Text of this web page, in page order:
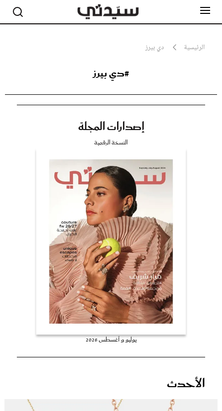
الرئيسية دي بيرز
#دي بيرز
إصدارات المجلة
النسخة الرقمية
يوليو و أغسطس 2026
الأحدث
جمال
صحة ورشاقة
عروس سيدتي
غلاف رفمي